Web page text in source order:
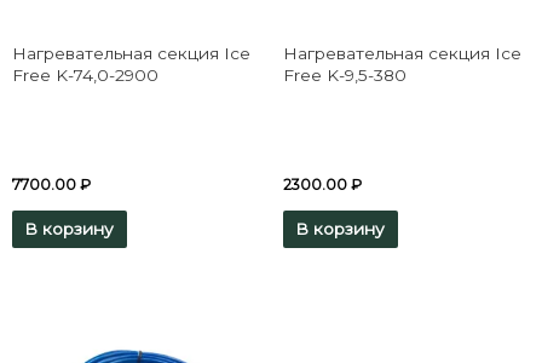
Нагревательная секция Ice
Free K-74,0-2900
7700.00 ₽
В корзину
Нагревательная секция Ice
Free K-9,5-380
2300.00 ₽
В корзину